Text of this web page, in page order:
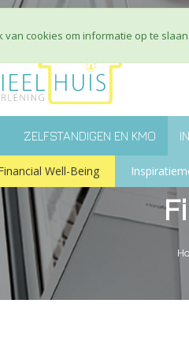
ZELFSTANDIGEN EN KMO
Well-Being
van cookies om informatie op te